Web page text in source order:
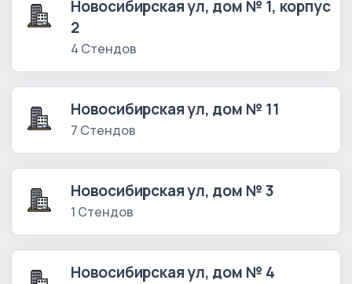
Новосибирская ул, дом № 1, корпус
2
4 Стендов
Новосибирская ул, дом № 11
7 Стендов
Новосибирская ул, дом № 3
1 Стендов
Новосибирская ул, дом № 4